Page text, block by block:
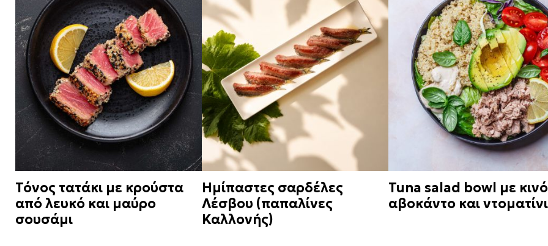
Τόνος τατάκι με κρούστα
από λευκό και μαύρο
σουσάμι
Ημίπαστες σαρδέλες
Λέσβου (παπαλίνες
Καλλονής)
Tuna salad bowl με
αβοκάντο και